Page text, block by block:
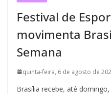
Festival de
movimenta
Semana
quinta-feira, 6 de agosto de
Brasília recebe, até